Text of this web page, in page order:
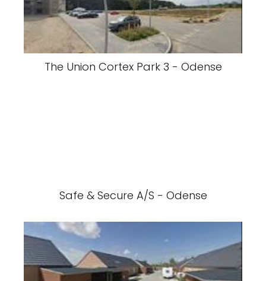
The Union Cortex Park 3 - Odense
Safe & Secure A/S - Odense